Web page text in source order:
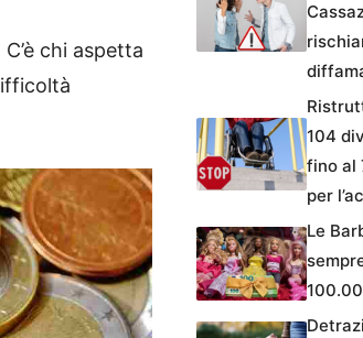
chi aspetta
104
fino al
per
Le